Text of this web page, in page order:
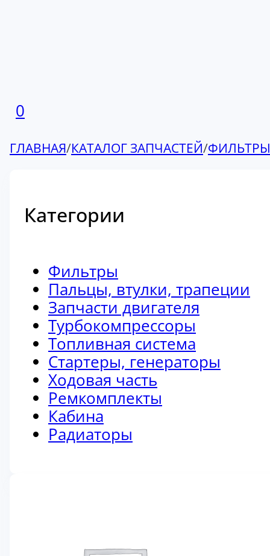
0
ГЛАВНАЯ/КАТАЛОГ ЗАПЧАСТЕЙ/ФИЛЬТРЫ
Категории
Фильтры
Пальцы, втулки, трапеции
Запчасти двигателя
Турбокомпрессоры
Топливная система
Стартеры, генераторы
Ходовая часть
Ремкомплекты
Кабина
Радиаторы